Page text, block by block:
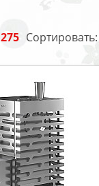
275 Сортировать: